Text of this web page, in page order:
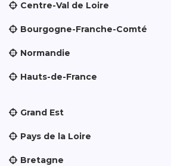
Centre-Val de Loire
Bourgogne-Franche-Comté
Normandie
Hauts-de-France
Grand Est
Pays de la Loire
Bretagne